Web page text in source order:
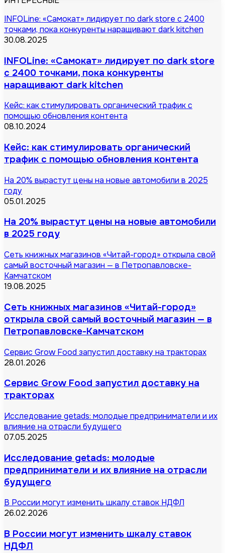
INFOLine: «Самокат» лидирует по dark store с 2400
точками, пока конкуренты наращивают dark kitchen
30.08.2025
INFOLine: «Самокат» лидирует по dark store
с 2400 точками, пока конкуренты
наращивают dark kitchen
Кейс: как стимулировать органический трафик с
помощью обновления контента
08.10.2024
Кейс: как стимулировать органический
трафик с помощью обновления контента
На 20% вырастут цены на новые автомобили в 2025
году
05.01.2025
На 20% вырастут цены на новые автомобили
в 2025 году
Сеть книжных магазинов «Читай-город» открыла свой
самый восточный магазин — в Петропавловске-
Камчатском
19.08.2025
Сеть книжных магазинов «Читай-город»
открыла свой самый восточный магазин — в
Петропавловске-Камчатском
Сервис Grow Food запустил доставку на тракторах
28.01.2026
Сервис Grow Food запустил доставку на
тракторах
Исследование getads: молодые предприниматели и их
влияние на отрасли будущего
07.05.2025
Исследование getads: молодые
предприниматели и их влияние на отрасли
будущего
В России могут изменить шкалу ставок НДФЛ
26.02.2026
В России могут изменить шкалу ставок
НДФЛ